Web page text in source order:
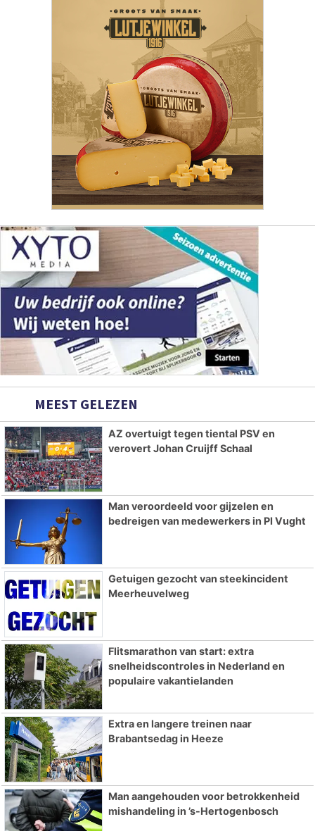
MEEST GELEZEN
AZ overtuigt tegen tiental PSV en
verovert Johan Cruijff Schaal
Man veroordeeld voor gijzelen en
bedreigen van medewerkers in PI Vught
Getuigen gezocht van steekincident
Meerheuvelweg
Flitsmarathon van start: extra
snelheidscontroles in Nederland en
populaire vakantielanden
Extra en langere treinen naar
Brabantsedag in Heeze
Man aangehouden voor betrokkenheid
mishandeling in ’s-Hertogenbosch